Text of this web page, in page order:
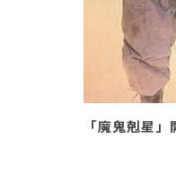
「魔鬼剋星